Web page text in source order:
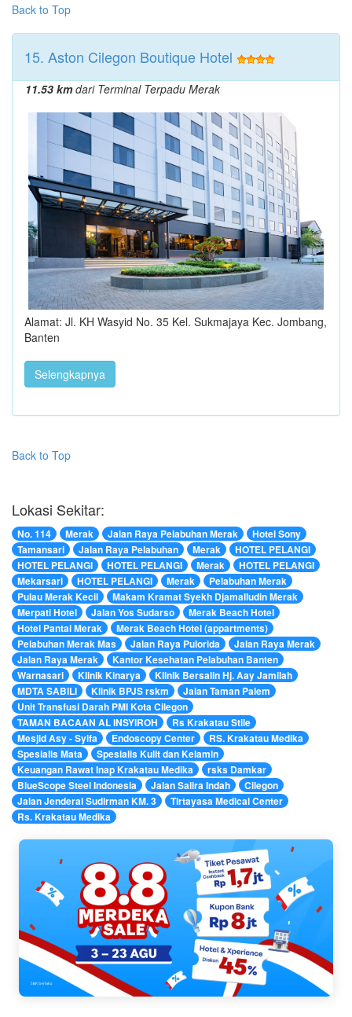
Back to Top
15. Aston Cilegon Boutique Hotel
11.53 kmdari Terminal Terpadu Merak
Alamat: Jl. KH Wasyid No. 35 Kel. Sukmajaya Kec. Jombang,
Banten
Selengkapnya
Back to Top
Lokasi Sekitar:
No. 114 Merak Jalan Raya Pelabuhan Merak
Hotel Sony
Tamansari
Jalan Raya Pelabuhan Merak
HOTEL PELANGI
HOTEL PELANGI
HOTEL PELANGI Merak
HOTEL PELANGI
Mekarsari
HOTEL PELANGI Merak
Pelabuhan Merak
Pulau Merak Kecil
Makam Kramat Syekh Djamalludin Merak
Merpati Hotel
Jalan Yos Sudarso
Merak Beach Hotel
Hotel Pantai Merak
Merak Beach Hotel (appartments)
Pelabuhan Merak Mas
Jalan Raya Pulorida
Jalan Raya Merak
Jalan Raya Merak
Kantor Kesehatan Pelabuhan Banten
Warnasari
Klinik Kinarya
Klinik Bersalin Hj. Aay Jamilah
MDTA SABILI
Klinik BPJS rskm
Jalan Taman Palem
Unit Transfusi Darah PMI Kota Cilegon
TAMAN BACAAN AL INSYIROH
Rs Krakatau Stile
Mesjid Asy - Syifa
Endoscopy Center
RS. Krakatau Medika
Spesialis Mata
Spesialis Kulit dan Kelamin
Keuangan Rawat Inap Krakatau Medika
rsks Damkar
BlueScope Steel Indonesia
Jalan Salira Indah
Cilegon
Jalan Jenderal Sudirman KM. 3
Tirtayasa Medical Center
Rs. Krakatau Medika